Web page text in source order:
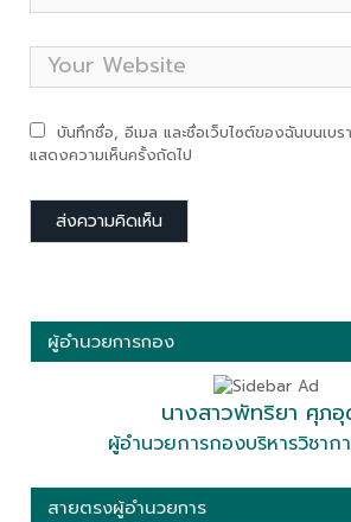
บันทึกชื่อ, อีเมล และชื่อเว็บไซต์ของฉันบนเบร
แสดงความเห็นครั้งถัดไป
ผู้อำนวยการกอง
นางสาวพัทริยา ศุภอุ
ผู้อำนวยการกองบริหารวิชาก
สายตรงผู้อำนวยการ